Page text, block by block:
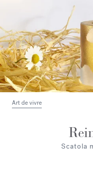
Art de vivre
Scatola